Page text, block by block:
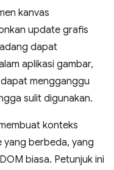
kanvas
update grafis
dapat
aplikasi gambar,
mengganggu
sulit digunakan.
konteks
yang berbeda, yang
biasa. Petunjuk ini